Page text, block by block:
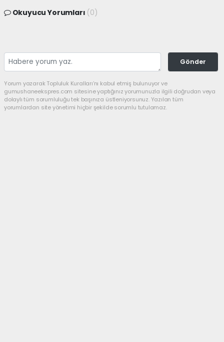
Okuyucu Yorumları (0)
Gönder
Yorum yazarak Topluluk Kuralları’nı kabul etmiş bulunuyor ve
gumushaneekspres.com sitesine yaptığınız yorumunuzla ilgili doğrudan veya
dolaylı tüm sorumluluğu tek başınıza üstleniyorsunuz. Yazılan tüm
yorumlardan site yönetimi hiçbir şekilde sorumlu tutulamaz.